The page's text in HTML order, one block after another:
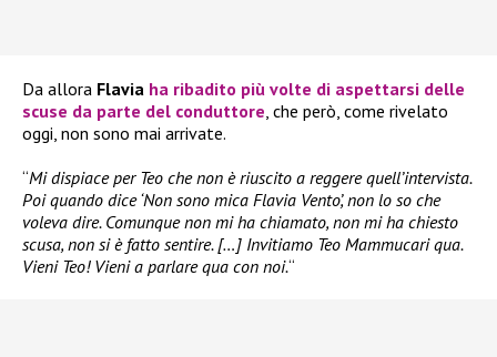
Da allora Flavia ha ribadito più volte di aspettarsi delle
scuse da parte del conduttore , che però, come rivelato
oggi, non sono mai arrivate.
“Mi dispiace per Teo che non è riuscito a reggere quell’intervista.
Poi quando dice ‘Non sono mica Flavia Vento’, non lo so che
voleva dire. Comunque non mi ha chiamato, non mi ha chiesto
scusa, non si è fatto sentire. […] Invitiamo Teo Mammucari qua.
Vieni Teo! Vieni a parlare qua con noi.“